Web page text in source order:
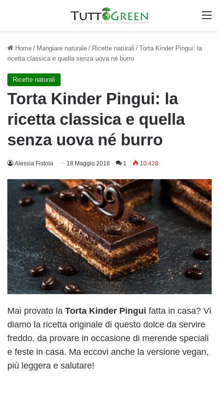
Home / Mangiare naturale / Ricette naturali / Torta Kinder Pingui: la
ricetta classica e quella senza uova né burro
Ricette naturali
Torta Kinder Pingui: la
ricetta classica e quella
senza uova né burro
Alessia Fistola 18 Maggio 2018 1 10.428
Mai provato la Torta Kinder Pingui fatta in casa? Vi
diamo la ricetta originale di questo dolce da servire
freddo, da provare in occasione di merende speciali
e feste in casa. Ma eccovi anche la versione vegan,
più leggera e salutare!